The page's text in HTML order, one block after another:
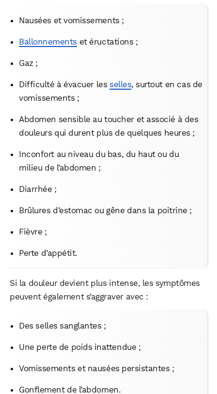
Nausées et vomissements ;
Ballonnements et éructations ;
Gaz ;
Difficulté à évacuer les selles, surtout en cas de
vomissements ;
Abdomen sensible au toucher et associé à des
douleurs qui durent plus de quelques heures ;
Inconfort au niveau du bas, du haut ou du
milieu de l’abdomen ;
Diarrhée ;
Brûlures d’estomac ou gêne dans la poitrine ;
Fièvre ;
Perte d’appétit.
Si la douleur devient plus intense, les symptômes
peuvent également s’aggraver avec :
Des selles sanglantes ;
Une perte de poids inattendue ;
Vomissements et nausées persistantes ;
Gonflement de l’abdomen.